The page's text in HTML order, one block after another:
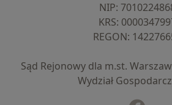
NIP:
KRS:
REGON:
Sąd Rejonowy dla m.st.
Wydział